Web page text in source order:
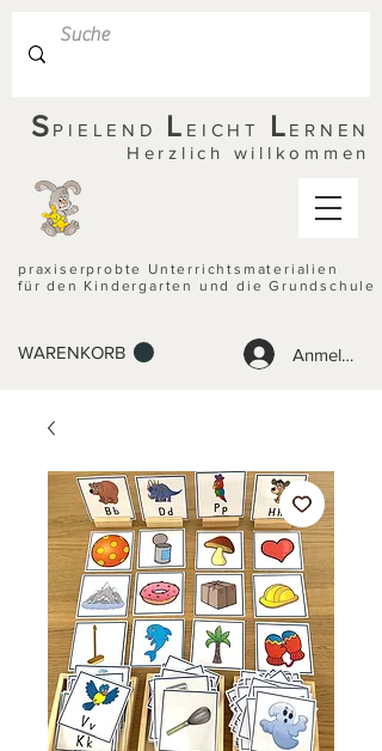
S PIELEND L EICHT L ERNEN
Herzlich willkommen
praxiserprobte Unterrichtsmaterialien
für den Kindergarten und die Grundschule
WARENKORB Anmelden